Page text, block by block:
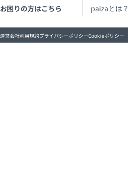
お困りの方はこちら
paizaとは？
運営会社利用規約プライバシーポリシーCookieポリシー